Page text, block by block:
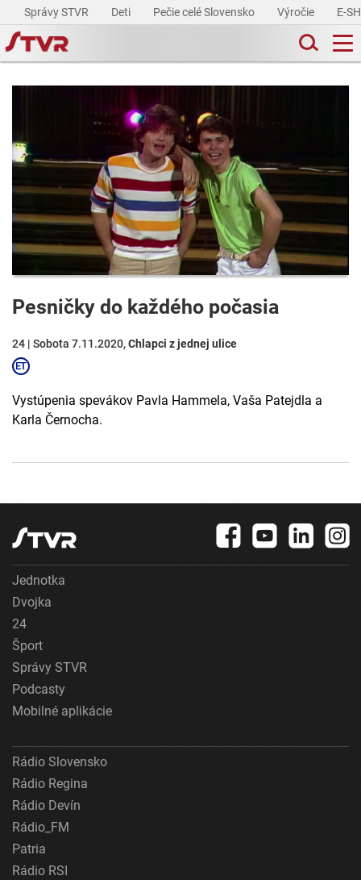
Správy STVR Deti Pečie celé Slovensko Výročie E-
Pesničky do každého počasia
24 | Sobota 7.11.2020,Chlapci z jednej ulice
Vystúpenia spevákov Pavla Hammela, Vaša Patejdla a
Karla Černocha.
Jednotka
Dvojka
24
Šport
Správy STVR
Podcasty
Mobilné aplikácie
Rádio Slovensko
Rádio Regina
Rádio Devín
Rádio_FM
Patria
Rádio RSI